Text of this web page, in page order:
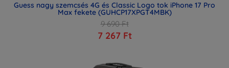
Guess nagy szemcsés 4G és Classic Logo tok iPhone 17 Pro
Max fekete (GUHCP17XPGT4MBK)
9 690 Ft
7 267 Ft